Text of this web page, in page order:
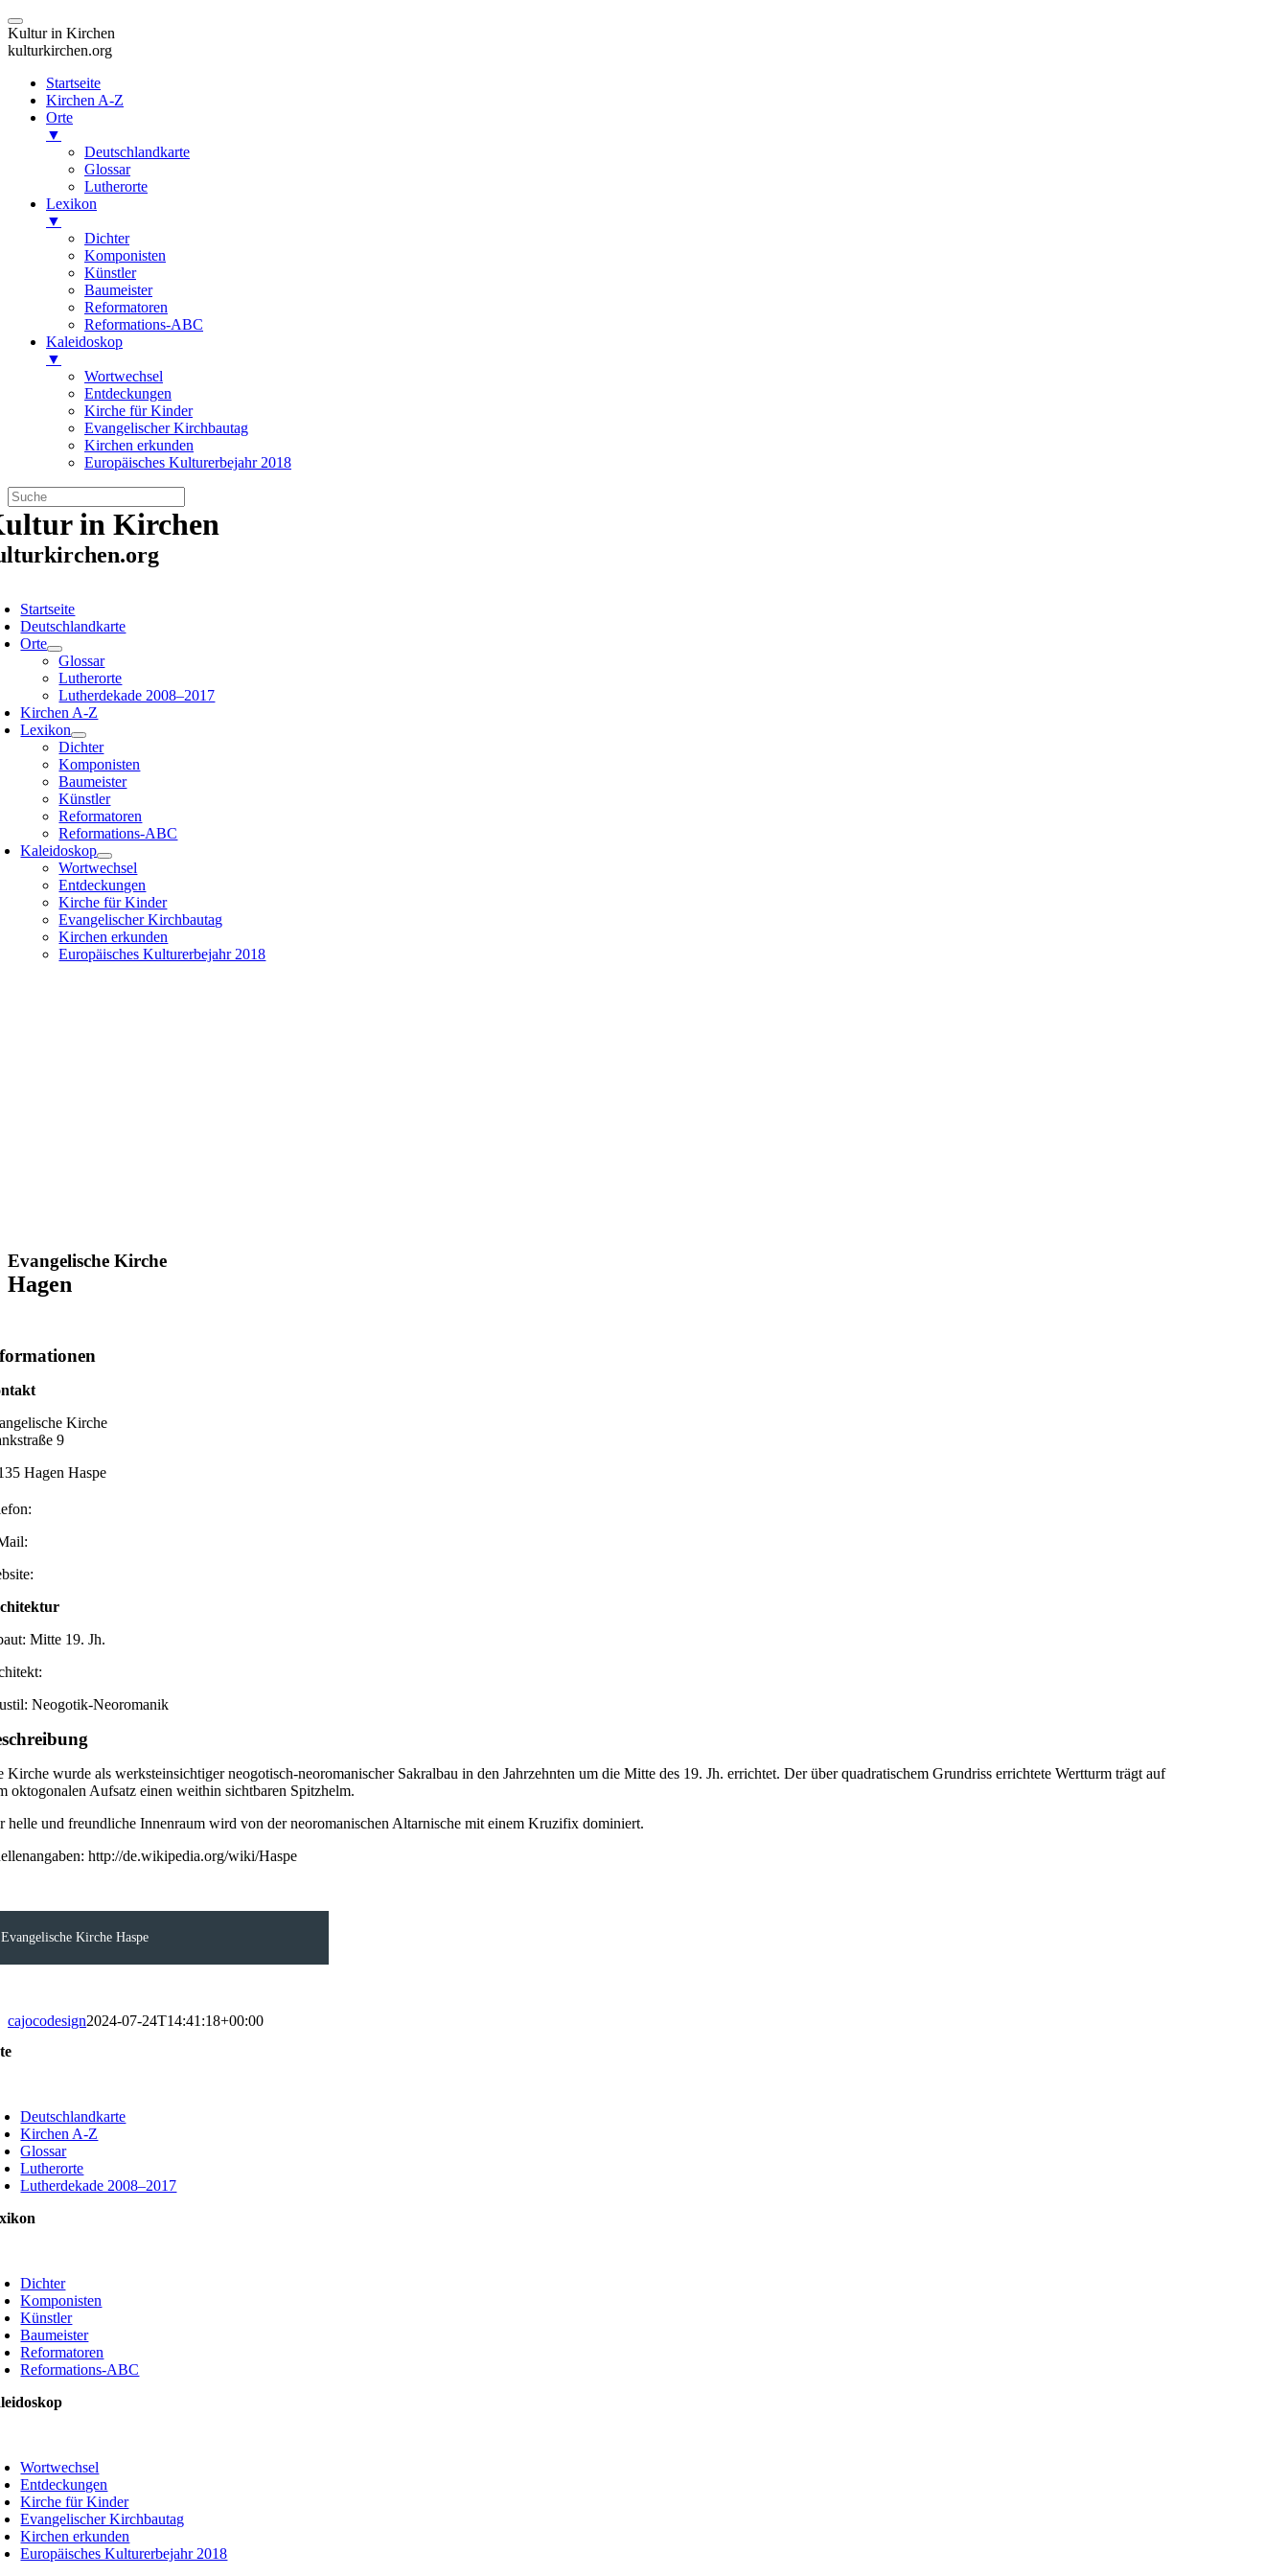
Kultur in Kirchen
kulturkirchen.org
Startseite
Kirchen A-Z
Orte
▼
Deutschlandkarte
Glossar
Lutherorte
Lexikon
▼
Dichter
Komponisten
Künstler
Baumeister
Reformatoren
Reformations-ABC
Kaleidoskop
▼
Wortwechsel
Entdeckungen
Kirche für Kinder
Evangelischer Kirchbautag
Kirchen erkunden
Europäisches Kulturerbejahr 2018
Zum
Inhalt
springen
in Kirchen
Startseite
Deutschlandkarte
Orte
Glossar
Lutherorte
Lutherdekade 2008–2017
Kirchen A-Z
Lexikon
Dichter
Komponisten
Baumeister
Künstler
Reformatoren
Reformations-ABC
Kaleidoskop
Wortwechsel
Entdeckungen
Kirche für Kinder
Evangelischer Kirchbautag
Kirchen erkunden
Europäisches Kulturerbejahr 2018
Evangelische Kirche
Hagen
Kirche
9
Hagen Haspe
Mitte 19. Jh.
Neogotik-Neoromanik
Kirche wurde als werksteinsichtiger neogotisch-neoromanischer Sakralbau in den Jahrzehnten um die Mitte des 19. Jh. errichtet. Der über quadratischem Grundriss errichtete Wertturm trägt auf
oktogonalen Aufsatz einen weithin sichtbaren Spitzhelm.
helle und freundliche Innenraum wird von der neoromanischen Altarnische mit einem Kruzifix dominiert.
http://de.wikipedia.org/wiki/Haspe
Evangelische Kirche Haspe
cajocodesign2024-07-24T14:41:18+00:00
Deutschlandkarte
Kirchen A-Z
Glossar
Lutherorte
Lutherdekade 2008–2017
Dichter
Komponisten
Künstler
Baumeister
Reformatoren
Reformations-ABC
Wortwechsel
Entdeckungen
Kirche für Kinder
Evangelischer Kirchbautag
Kirchen erkunden
Europäisches Kulturerbejahr 2018